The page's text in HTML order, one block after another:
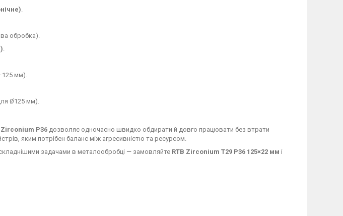
обробка).
мм).
Ø125 мм).
Zirconium P36 дозволяє одночасно швидко обдирати й довго працювати без втрати
яким потрібен баланс між агресивністю та ресурсом.
задачами в металообробці — замовляйте RTB Zirconium T29 P36 125×22 мм і